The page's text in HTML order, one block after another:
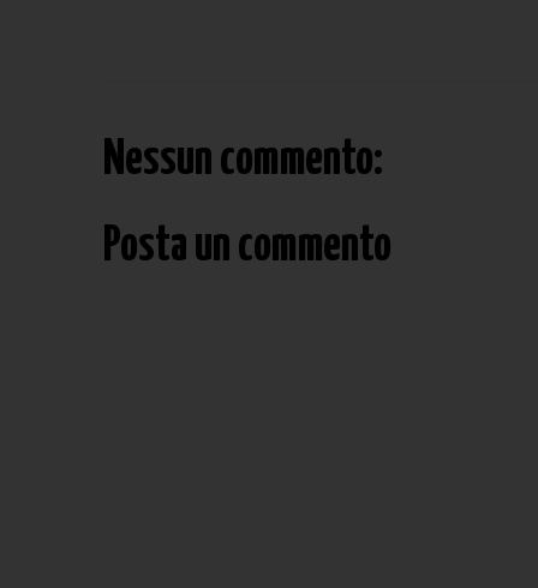
Nessun commento:
Posta un commento